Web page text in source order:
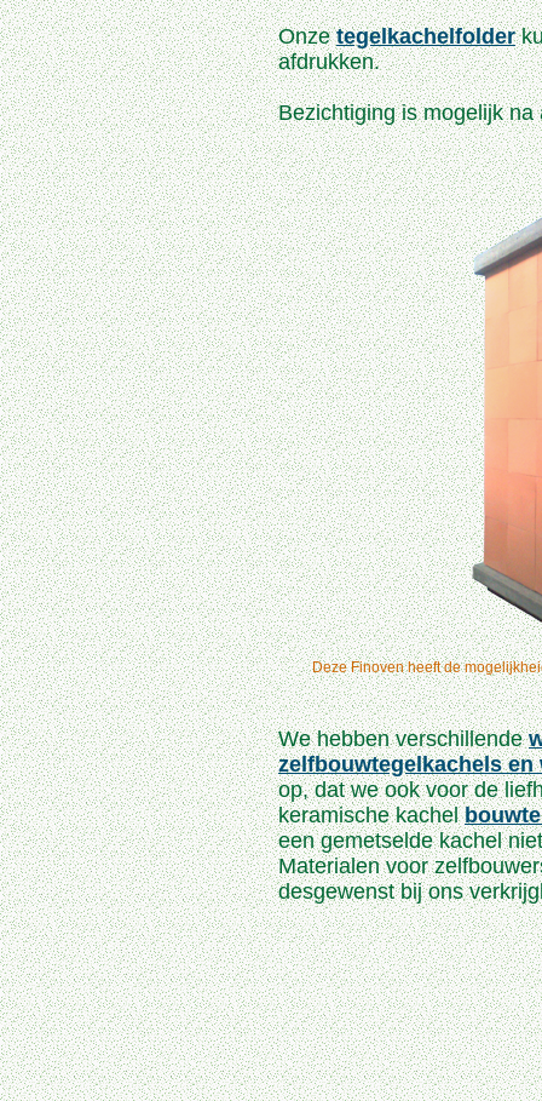
Onzetegelkachelfolder
afdrukken.
Bezichtiging is mogelijk na
Deze Finoven heeft de
We hebben verschillende
zelfbouwtegelkachels en
op, dat we ook voor de
keramische kachel
een gemetselde kachel
Materialen voor
desgewenst bij ons